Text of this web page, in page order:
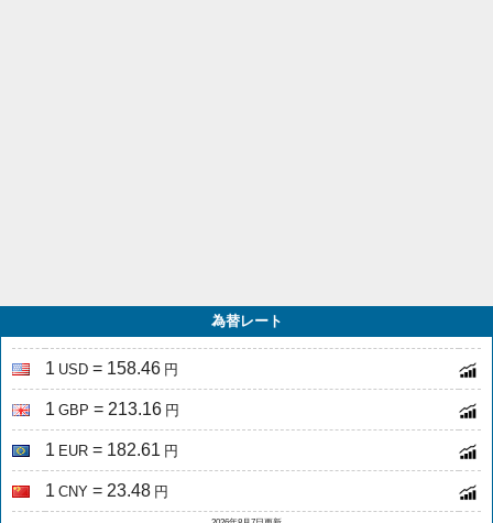
為替レート
1 USD = 158.46 円
1 GBP = 213.16 円
1 EUR = 182.61 円
1 CNY = 23.48 円